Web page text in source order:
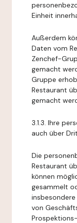
Einheit
Außerdem
Daten vom
Zenchef-
gemacht
Gruppe
Restaurant
gemacht
3.1.3. Ihre
auch über
Die
Restaurant
können
gesammelt
von